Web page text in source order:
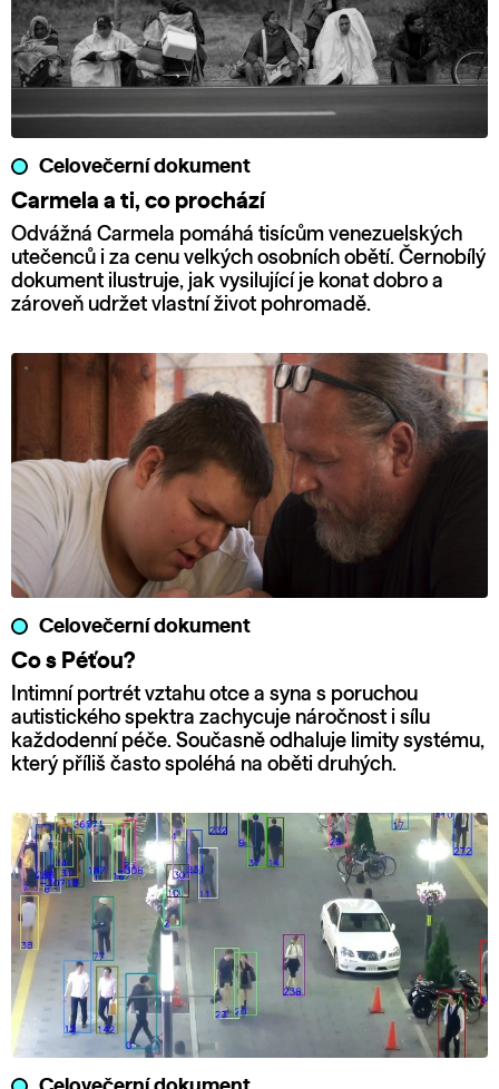
Celovečerní dokument
Carmela a ti, co prochází
Odvážná Carmela pomáhá tisícům venezuelských
utečenců i za cenu velkých osobních obětí. Černobílý
dokument ilustruje, jak vysilující je konat dobro a
zároveň udržet vlastní život pohromadě.
Celovečerní dokument
Co s Péťou?
Intimní portrét vztahu otce a syna s poruchou
autistického spektra zachycuje náročnost i sílu
každodenní péče. Současně odhaluje limity systému,
který příliš často spoléhá na oběti druhých.